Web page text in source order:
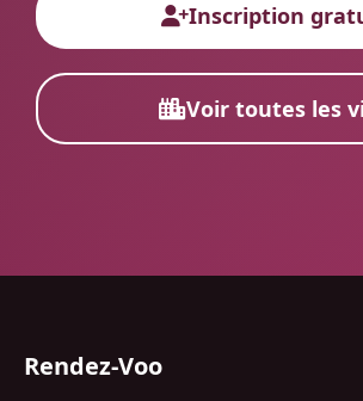
Inscription
Voir toutes les
Rendez-Voo